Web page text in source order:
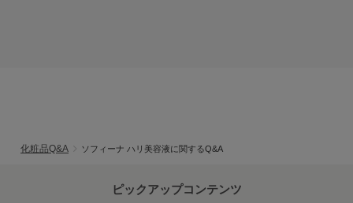
化粧品Q&A ソフィーナ ハリ美容液に関するQ&A
ピックアップコンテンツ